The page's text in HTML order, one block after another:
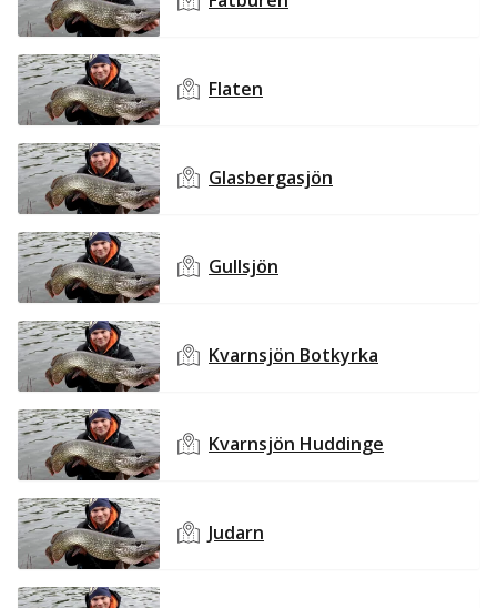
Flaten
Glasbergasjön
Gullsjön
Kvarnsjön Botkyrka
Kvarnsjön Huddinge
Judarn